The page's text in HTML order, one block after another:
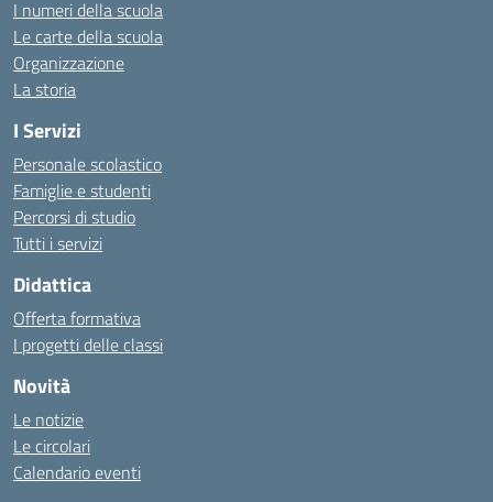
I numeri della scuola
Le carte della scuola
Organizzazione
La storia
I Servizi
Personale scolastico
Famiglie e studenti
Percorsi di studio
Tutti i servizi
Didattica
Offerta formativa
I progetti delle classi
Novità
Le notizie
Le circolari
Calendario eventi